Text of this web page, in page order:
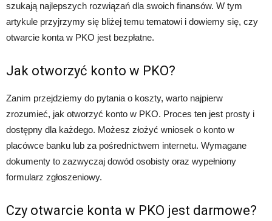
szukają najlepszych rozwiązań dla swoich finansów. W tym
artykule przyjrzymy się bliżej temu tematowi i dowiemy się, czy
otwarcie konta w PKO jest bezpłatne.
Jak otworzyć konto w PKO?
Zanim przejdziemy do pytania o koszty, warto najpierw
zrozumieć, jak otworzyć konto w PKO. Proces ten jest prosty i
dostępny dla każdego. Możesz złożyć wniosek o konto w
placówce banku lub za pośrednictwem internetu. Wymagane
dokumenty to zazwyczaj dowód osobisty oraz wypełniony
formularz zgłoszeniowy.
Czy otwarcie konta w PKO jest darmowe?